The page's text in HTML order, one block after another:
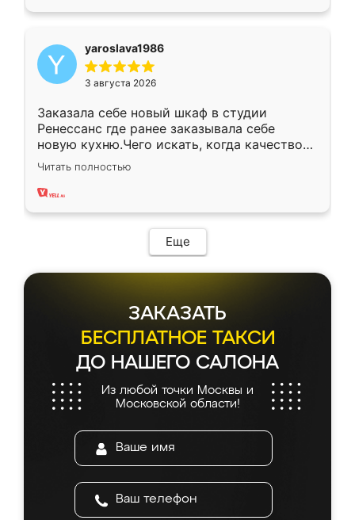
yaroslava1986
3 августа 2026
Заказала себе новый шкаф в студии
Ренессанс где ранее заказывала себе
новую кухню.Чего искать, когда качеством
вполне довольна. Служит кухня уже почти
два года, нареканий нет.
Читать полностью
Еще
ЗАКАЗАТЬ
БЕСПЛАТНОЕ ТАКСИ
ДО НАШЕГО САЛОНА
Из любой точки Москвы и
Московской области!